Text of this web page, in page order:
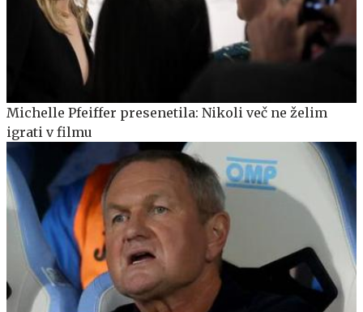
Michelle Pfeiffer presenetila: Nikoli več ne želim
igrati v filmu